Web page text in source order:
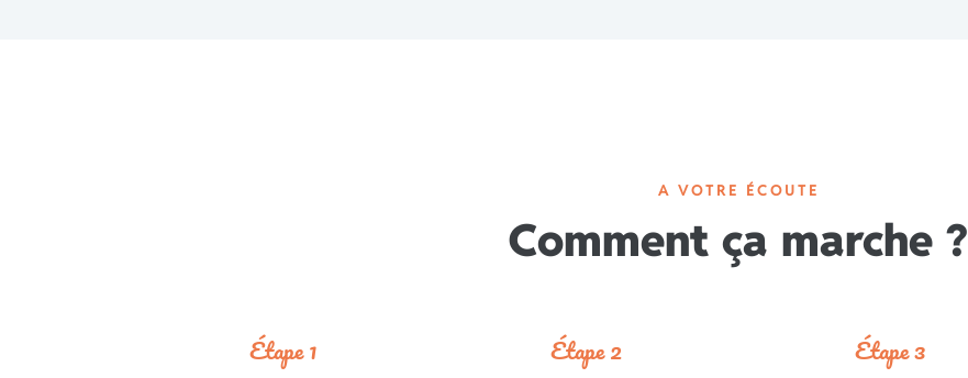
A VOTRE ÉCOUTE
Comment ça marche ?
Étape 1 Étape 2 Étape 3